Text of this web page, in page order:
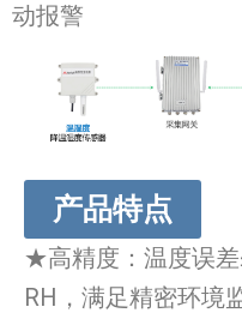
动报警
产品特点
★高精度：温度误
RH，满足精密环境